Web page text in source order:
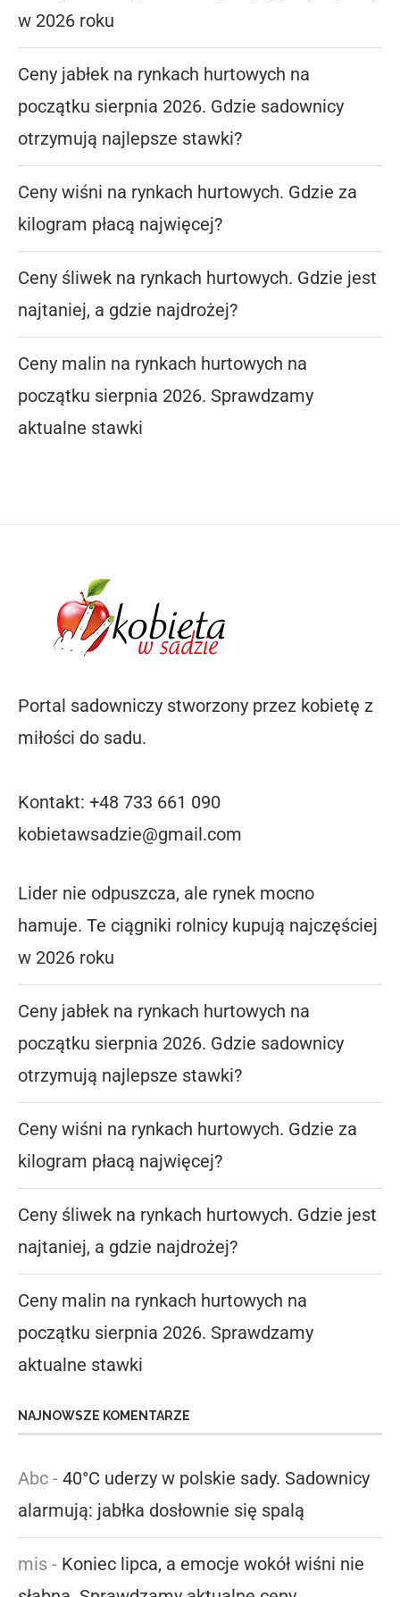
w 2026 roku
Ceny jabłek na rynkach hurtowych na
początku sierpnia 2026. Gdzie sadownicy
otrzymują najlepsze stawki?
Ceny wiśni na rynkach hurtowych. Gdzie za
kilogram płacą najwięcej?
Ceny śliwek na rynkach hurtowych. Gdzie jest
najtaniej, a gdzie najdrożej?
Ceny malin na rynkach hurtowych na
początku sierpnia 2026. Sprawdzamy
aktualne stawki
Portal sadowniczy stworzony przez kobietę z
miłości do sadu.
Kontakt: +48 733 661 090
kobietawsadzie@gmail.com
Lider nie odpuszcza, ale rynek mocno
hamuje. Te ciągniki rolnicy kupują najczęściej
w 2026 roku
Ceny jabłek na rynkach hurtowych na
początku sierpnia 2026. Gdzie sadownicy
otrzymują najlepsze stawki?
Ceny wiśni na rynkach hurtowych. Gdzie za
kilogram płacą najwięcej?
Ceny śliwek na rynkach hurtowych. Gdzie jest
najtaniej, a gdzie najdrożej?
Ceny malin na rynkach hurtowych na
początku sierpnia 2026. Sprawdzamy
aktualne stawki
NAJNOWSZE KOMENTARZE
Abc - 40°C uderzy w polskie sady. Sadownicy
alarmują: jabłka dosłownie się spalą
mis - Koniec lipca, a emocje wokół wiśni nie